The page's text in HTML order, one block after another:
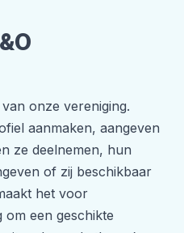
onze vereniging.
aanmaken, aangeven
ze deelnemen, hun
of zij beschikbaar
het voor
een geschikte